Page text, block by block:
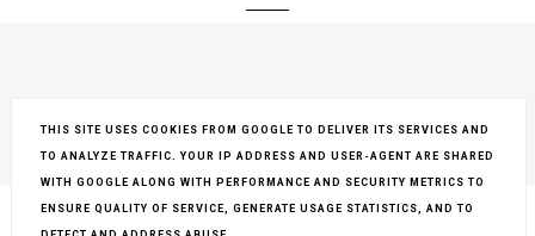
COPYRIGHT ©SO COLORS, BLOGGER
BLOG DESIGN:
THIS SITE USES COOKIES FROM GOOGLE TO DELIVER ITS SERVICES AND
TO ANALYZE TRAFFIC. YOUR IP ADDRESS AND USER-AGENT ARE SHARED
WITH GOOGLE ALONG WITH PERFORMANCE AND SECURITY METRICS TO
ENSURE QUALITY OF SERVICE, GENERATE USAGE STATISTICS, AND TO